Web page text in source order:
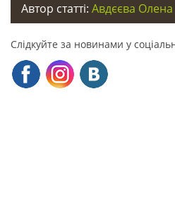
Автор статті: Авдєєва Олена
Слідкуйте за новинами у